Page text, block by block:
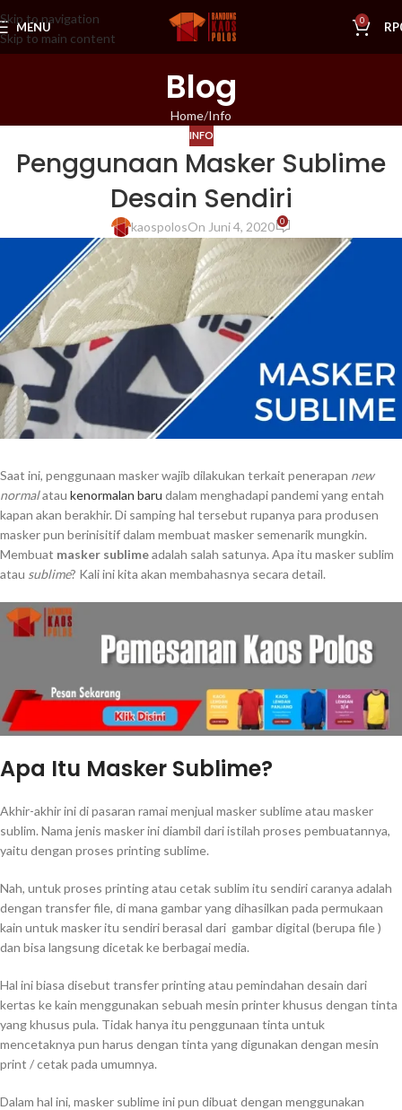
Skip to navigation
Skip to main content
MENU 0 RP
Blog
Home Info
INFO
Penggunaan Masker Sublime
Desain Sendiri
kaospolosOn Juni 4, 2020 0
Saat ini, penggunaan masker wajib dilakukan terkait penerapan new
normalatau kenormalan baru dalam menghadapi pandemi yang entah
kapan akan berakhir. Di samping hal tersebut rupanya para produsen
masker pun berinisitif dalam membuat masker semenarik mungkin.
Membuat masker sublimeadalah salah satunya. Apa itu masker sublim
atau sublime? Kali ini kita akan membahasnya secara detail.
Apa Itu Masker Sublime?
Akhir-akhir ini di pasaran ramai menjual masker sublime atau masker
sublim. Nama jenis masker ini diambil dari istilah proses pembuatannya,
yaitu dengan proses printing sublime.
Nah, untuk proses printing atau cetak sublim itu sendiri caranya adalah
dengan transfer file, di mana gambar yang dihasilkan pada permukaan
kain untuk masker itu sendiri berasal dari gambar digital (berupa file )
dan bisa langsung dicetak ke berbagai media.
Hal ini biasa disebut transfer printing atau pemindahan desain dari
kertas ke kain menggunakan sebuah mesin printer khusus dengan tinta
yang khusus pula. Tidak hanya itu penggunaan tinta untuk
mencetaknya pun harus dengan tinta yang digunakan dengan mesin
print / cetak pada umumnya.
Dalam hal ini, masker sublime ini pun dibuat dengan menggunakan